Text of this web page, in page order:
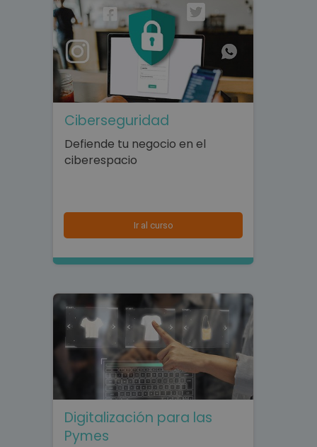
Ciberseguridad
Defiende tu negocio en el
ciberespacio
Ir al curso
Digitalización para las
Pymes